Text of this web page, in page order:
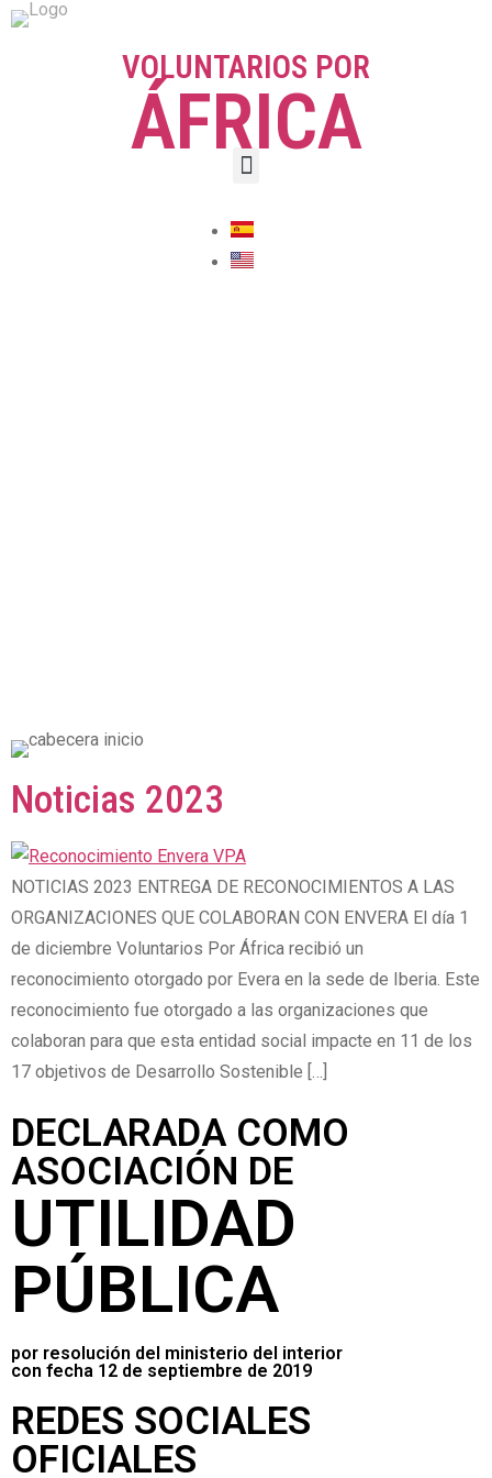
VOLUNTARIOS POR
ÁFRICA
Noticias 2023
NOTICIAS 2023 ENTREGA DE RECONOCIMIENTOS A LAS
ORGANIZACIONES QUE COLABORAN CON ENVERA El día 1
de diciembre Voluntarios Por África recibió un
reconocimiento otorgado por Evera en la sede de Iberia. Este
reconocimiento fue otorgado a las organizaciones que
colaboran para que esta entidad social impacte en 11 de los
17 objetivos de Desarrollo Sostenible […]
DECLARADA COMO
ASOCIACIÓN DE
UTILIDAD
PÚBLICA
por resolución del ministerio del interior
con fecha 12 de septiembre de 2019
REDES SOCIALES
OFICIALES